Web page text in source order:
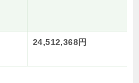
24,512,368円